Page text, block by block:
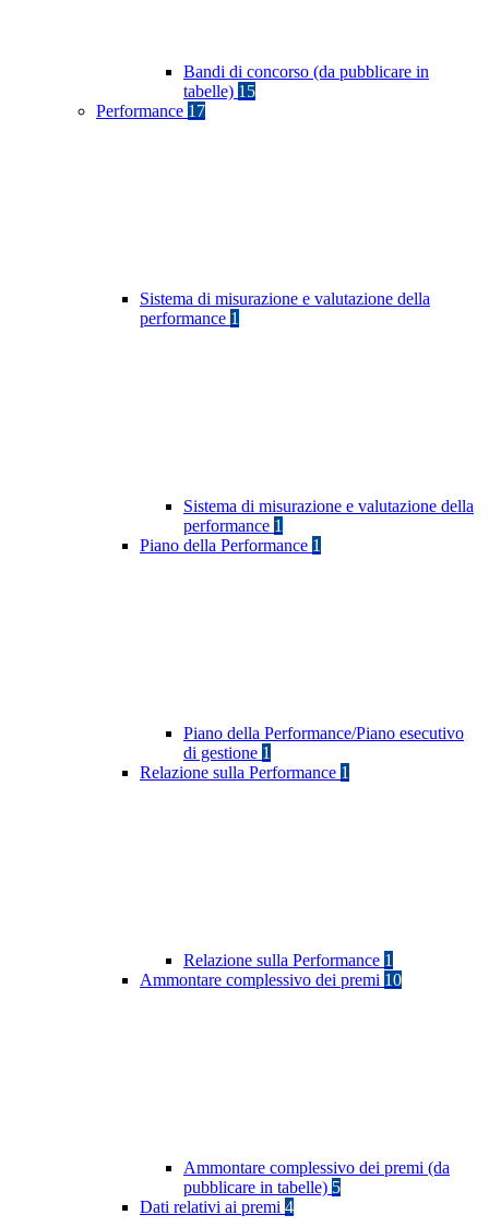
Bandi di concorso (da pubblicare in
tabelle) 15
Performance 17
Sistema di misurazione e valutazione della
performance 1
Sistema di misurazione e valutazione della
performance 1
Piano della Performance 1
Piano della Performance/Piano esecutivo
di gestione 1
Relazione sulla Performance 1
Relazione sulla Performance 1
Ammontare complessivo dei premi 10
Ammontare complessivo dei premi (da
pubblicare in tabelle) 5
Dati relativi ai premi 4